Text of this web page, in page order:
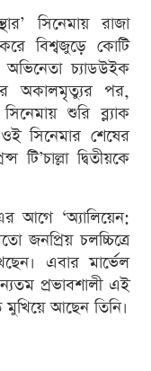
সিনেমায় রাজা
বিশ্বজুড়ে কোটি
চ্যাডউইক
অকালমৃত্যুর পর,
শুরি ব্ল্যাক
সিনেমার শেষের
টি’চাল্লা দ্বিতীয়কে
আগে ‘অ্যালিয়েন:
জনপ্রিয় চলচ্চিত্রে
এবার মার্ভেল
প্রভাবশালী এই
মুখিয়ে আছেন তিনি।